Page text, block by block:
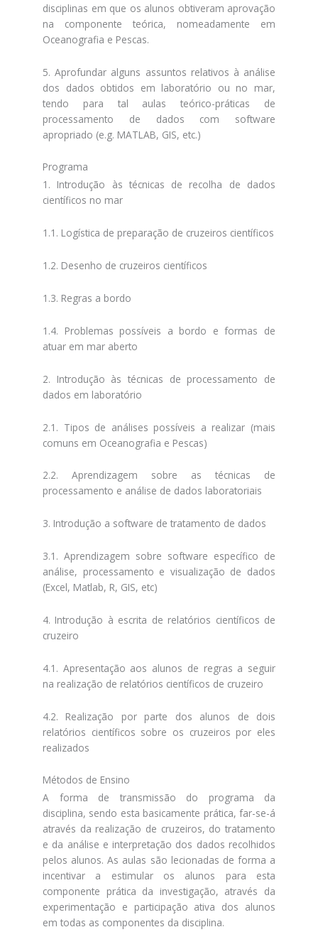
disciplinas em que os alunos obtiveram aprovação
na componente teórica, nomeadamente em
Oceanografia e Pescas.
5. Aprofundar alguns assuntos relativos à análise
dos dados obtidos em laboratório ou no mar,
tendo para tal aulas teórico-práticas de
processamento de dados com software
apropriado (e.g. MATLAB, GIS, etc.)
Programa
1. Introdução às técnicas de recolha de dados
científicos no mar
1.1. Logística de preparação de cruzeiros científicos
1.2. Desenho de cruzeiros científicos
1.3. Regras a bordo
1.4. Problemas possíveis a bordo e formas de
atuar em mar aberto
2. Introdução às técnicas de processamento de
dados em laboratório
2.1. Tipos de análises possíveis a realizar (mais
comuns em Oceanografia e Pescas)
2.2. Aprendizagem sobre as técnicas de
processamento e análise de dados laboratoriais
3. Introdução a software de tratamento de dados
3.1. Aprendizagem sobre software específico de
análise, processamento e visualização de dados
(Excel, Matlab, R, GIS, etc)
4. Introdução à escrita de relatórios científicos de
cruzeiro
4.1. Apresentação aos alunos de regras a seguir
na realização de relatórios científicos de cruzeiro
4.2. Realização por parte dos alunos de dois
relatórios científicos sobre os cruzeiros por eles
realizados
Métodos de Ensino
A forma de transmissão do programa da
disciplina, sendo esta basicamente prática, far-se-á
através da realização de cruzeiros, do tratamento
e da análise e interpretação dos dados recolhidos
pelos alunos. As aulas são lecionadas de forma a
incentivar a estimular os alunos para esta
componente prática da investigação, através da
experimentação e participação ativa dos alunos
em todas as componentes da disciplina.